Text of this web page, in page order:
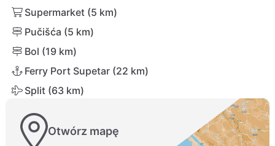
Supermarket (5 km)
Pučišća (5 km)
Bol (19 km)
Ferry Port Supetar (22 km)
Split (63 km)
Otwórz mapę